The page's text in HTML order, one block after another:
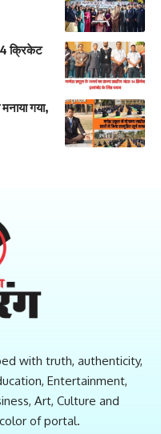
क्रिकेट
गया,
with truth, authenticity,
Entertainment,
Art, Culture and
of portal.